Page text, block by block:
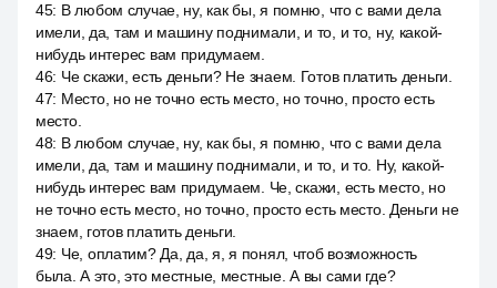
45: В любом случае, ну, как бы, я помню, что с вами дела
имели, да, там и машину поднимали, и то, и то, ну, какой-
нибудь интерес вам придумаем.
46: Че скажи, есть деньги? Не знаем. Готов платить деньги.
47: Место, но не точно есть место, но точно, просто есть
место.
48: В любом случае, ну, как бы, я помню, что с вами дела
имели, да, там и машину поднимали, и то, и то. Ну, какой-
нибудь интерес вам придумаем. Че, скажи, есть место, но
не точно есть место, но точно, просто есть место. Деньги не
знаем, готов платить деньги.
49: Че, оплатим? Да, да, я, я понял, чтоб возможность
была. А это, это местные, местные. А вы сами где?